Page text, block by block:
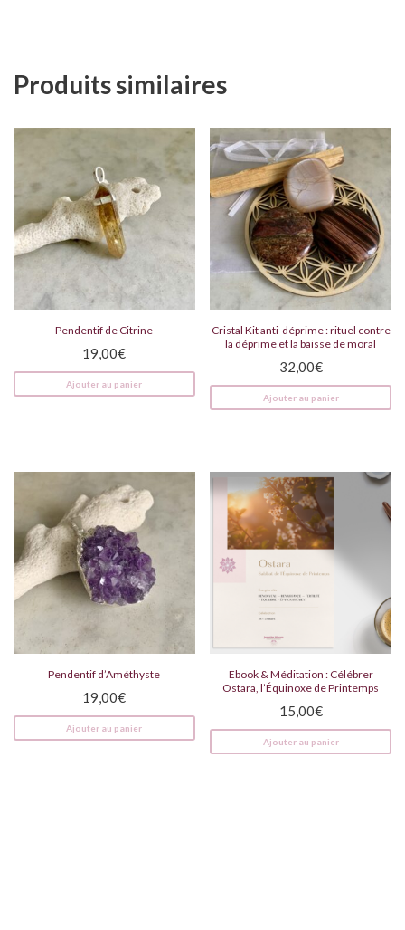
Produits similaires
Pendentif de Citrine
19,00€
Ajouter au panier
Cristal Kit anti-déprime : rituel contre
la déprime et la baisse de moral
32,00€
Ajouter au panier
Pendentif d’Améthyste
19,00€
Ajouter au panier
Ebook & Méditation : Célébrer
Ostara, l’Équinoxe de Printemps
15,00€
Ajouter au panier